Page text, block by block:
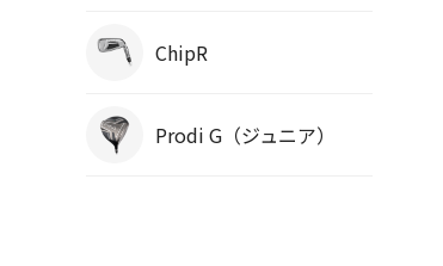
ChipR
Prodi G（ジュニア）